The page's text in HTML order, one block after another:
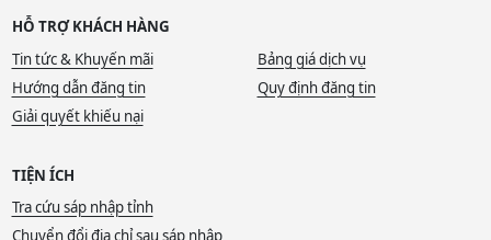
HỖ TRỢ KHÁCH HÀNG
Tin tức & Khuyến mãi
Bảng giá dịch vụ
Hướng dẫn đăng tin
Quy định đăng tin
Giải quyết khiếu nại
TIỆN ÍCH
Tra cứu sáp nhập tỉnh
Chuyển đổi địa chỉ sau sáp nhập